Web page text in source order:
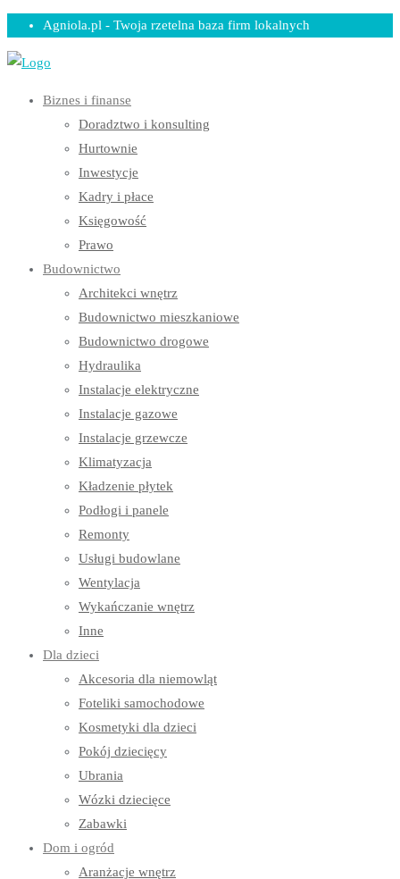
Skip
to
content
Agniola.pl - Twoja rzetelna baza firm lokalnych
Biznes i finanse
Doradztwo i konsulting
Hurtownie
Inwestycje
Kadry i płace
Księgowość
Prawo
Budownictwo
Architekci wnętrz
Budownictwo mieszkaniowe
Budownictwo drogowe
Hydraulika
Instalacje elektryczne
Instalacje gazowe
Instalacje grzewcze
Klimatyzacja
Kładzenie płytek
Podłogi i panele
Remonty
Usługi budowlane
Wentylacja
Wykańczanie wnętrz
Inne
Dla dzieci
Akcesoria dla niemowląt
Foteliki samochodowe
Kosmetyki dla dzieci
Pokój dziecięcy
Ubrania
Wózki dziecięce
Zabawki
Dom i ogród
Aranżacje wnętrz